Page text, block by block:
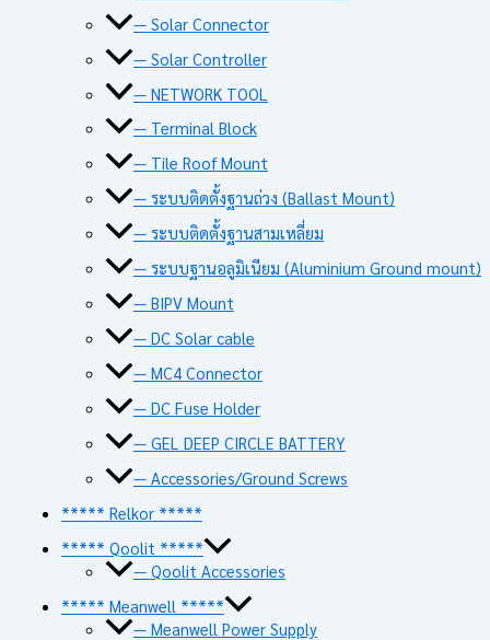
— Solar Connector
— Solar Controller
— NETWORK TOOL
— Terminal Block
— Tile Roof Mount
— ระบบติดตั้งฐานถ่วง (Ballast Mount)
— ระบบติดตั้งฐานสามเหลี่ยม
— ระบบฐานอลูมิเนียม (Aluminium Ground mount)
— BIPV Mount
— DC Solar cable
— MC4 Connector
— DC Fuse Holder
— GEL DEEP CIRCLE BATTERY
— Accessories/Ground Screws
***** Relkor *****
***** Qoolit *****
— Qoolit Accessories
***** Meanwell *****
— Meanwell Power Supply